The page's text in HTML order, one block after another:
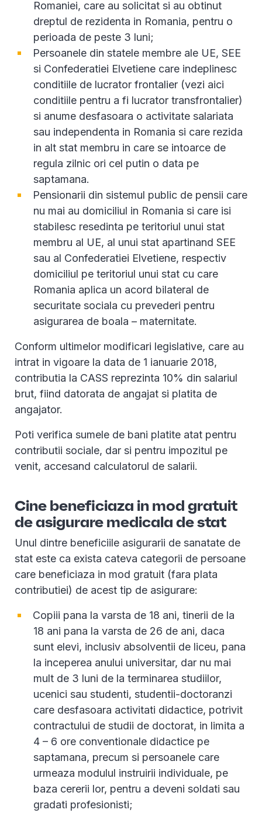
Romaniei, care au solicitat si au obtinut
dreptul de rezidenta in Romania, pentru o
perioada de peste 3 luni;
Persoanele din statele membre ale UE, SEE
si Confederatiei Elvetiene care indeplinesc
conditiile de lucrator frontalier (vezi aici
conditiile pentru a fi lucrator transfrontalier)
si anume desfasoara o activitate salariata
sau independenta in Romania si care rezida
in alt stat membru in care se intoarce de
regula zilnic ori cel putin o data pe
saptamana.
Pensionarii din sistemul public de pensii care
nu mai au domiciliul in Romania si care isi
stabilesc resedinta pe teritoriul unui stat
membru al UE, al unui stat apartinand SEE
sau al Confederatiei Elvetiene, respectiv
domiciliul pe teritoriul unui stat cu care
Romania aplica un acord bilateral de
securitate sociala cu prevederi pentru
asigurarea de boala – maternitate.
Conform ultimelor modificari legislative, care au
intrat in vigoare la data de 1 ianuarie 2018,
contributia la CASS reprezinta 10% din salariul
brut, fiind datorata de angajat si platita de
angajator.
Poti verifica sumele de bani platite atat pentru
contributii sociale, dar si pentru impozitul pe
venit, accesand calculatorul de salarii.
Cine beneficiaza in mod gratuit
de asigurare medicala de stat
Unul dintre beneficiile asigurarii de sanatate de
stat este ca exista cateva categorii de persoane
care beneficiaza in mod gratuit (fara plata
contributiei) de acest tip de asigurare:
Copiii pana la varsta de 18 ani, tinerii de la
18 ani pana la varsta de 26 de ani, daca
sunt elevi, inclusiv absolventii de liceu, pana
la inceperea anului universitar, dar nu mai
mult de 3 luni de la terminarea studiilor,
ucenici sau studenti, studentii-doctoranzi
care desfasoara activitati didactice, potrivit
contractului de studii de doctorat, in limita a
4 – 6 ore conventionale didactice pe
saptamana, precum si persoanele care
urmeaza modulul instruirii individuale, pe
baza cererii lor, pentru a deveni soldati sau
gradati profesionisti;